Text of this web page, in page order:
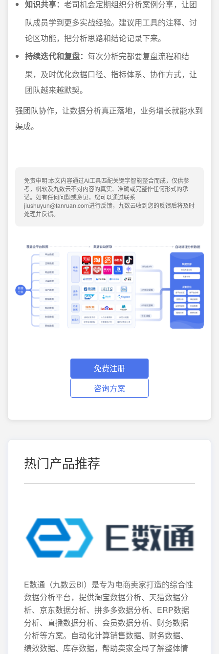
知识共享： 老司机会定期组织分析案例分享，让团
队成员学到更多实战经验。建议用工具的注释、讨
论区功能，把分析思路和结论记录下来。
持续迭代和复盘： 每次分析完都要复盘流程和结
果，及时优化数据口径、指标体系、协作方式，让
团队越来越默契。
强团队协作，让数据分析真正落地，业务增长就能水到
渠成。
免责申明:本文内容通过AI工具匹配关键字智能整合而成，仅供参
考，帆软及九数云不对内容的真实、准确或完整作任何形式的承
诺。如有任何问题或意见，您可以通过联系
jiushuyun@fanruan.com进行反馈，九数云收到您的反馈后将及时
处理并反馈。
免费注册
咨询方案
热门产品推荐
E数通（九数云BI）是专为电商卖家打造的综合性
数据分析平台，提供淘宝数据分析、天猫数据分
析、京东数据分析、拼多多数据分析、ERP数据
分析、直播数据分析、会员数据分析、财务数据
分析等方案。自动化计算销售数据、财务数据、
绩效数据、库存数据，帮助卖家全局了解整体情